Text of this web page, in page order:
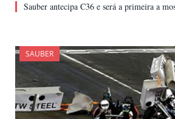
Sauber antecipa C36 e será a primeira a
SAUBER